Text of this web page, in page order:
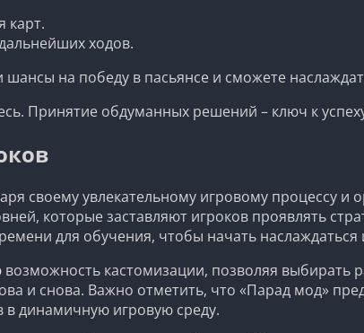
карт.
ходов.
на победу в пасьянсе и сможете
Принятие обдуманных решений – ключ к
своему увлекательному игровому процессу и
которые заставляют игроков проявлять
для обучения, чтобы начать наслаждаться
кастомизации, позволяя выбирать
и снова. Важно отметить, что «Парад мод»
в динамичную игровую среду.